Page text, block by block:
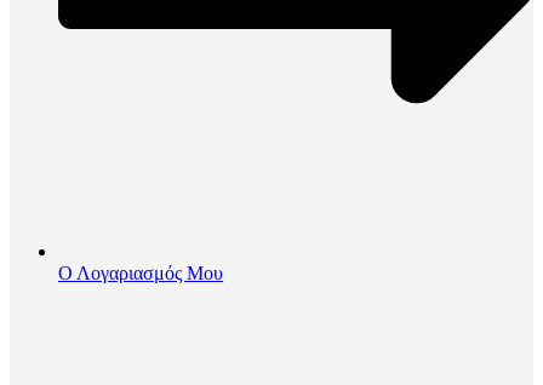
Ο Λογαριασμός Μου